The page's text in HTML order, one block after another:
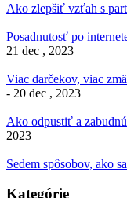
Ako zlepšiť vzťah s
Posadnutosť po
21 dec , 2023
Viac darčekov, viac
- 20 dec , 2023
Ako odpustiť a
2023
Sedem spôsobov, ako
Kategórie